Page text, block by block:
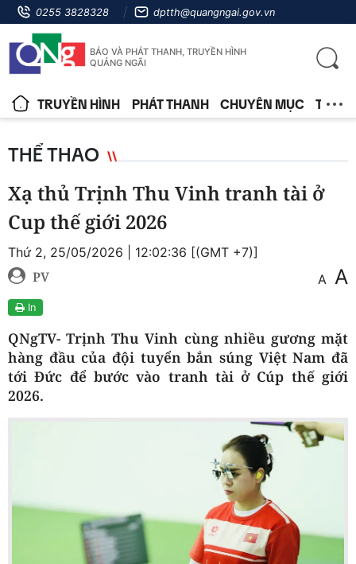
0255 3828328 dptth@quangngai.gov.vn
BÁO VÀ PHÁT THANH, TRUYỀN HÌNH
QUẢNG NGÃI
TRUYỀN HÌNH PHÁT THANH CHUYÊN MỤC TIN
THỂ THAO
Xạ thủ Trịnh Thu Vinh tranh tài ở
Cup thế giới 2026
Thứ 2, 25/05/2026 | 12:02:36 [(GMT +7)]
PV A A
In
QNgTV- Trịnh Thu Vinh cùng nhiều gương mặt
hàng đầu của đội tuyển bắn súng Việt Nam đã
tới Đức để bước vào tranh tài ở Cúp thế giới
2026.